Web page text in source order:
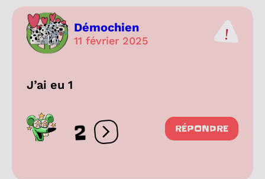
Démochien
11 février 2025
J’ai eu 1
2 Ouvrir les réactions
RÉPONDRE